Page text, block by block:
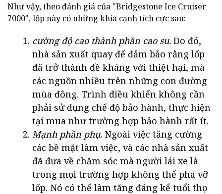
Như vậy, theo đánh giá của "Bridgestone Ice Cruiser
7000", lốp này có những khía cạnh tích cực sau:
cường độ cao thành phần cao su. Do đó,
nhà sản xuất quay để đảm bảo rằng lốp
đã trở thành đề kháng với thiệt hại, mà
các nguồn nhiều trên những con đường
mùa đông. Trình điều khiển không cần
phải sử dụng chế độ bảo hành, thực hiện
tại mua như trường hợp bảo hành rất ít.
Mạnh phần phụ. Ngoài việc tăng cường
các bề mặt làm việc, và các nhà sản xuất
đã đưa về chăm sóc mà người lái xe là
trong mọi trường hợp không thể phá vỡ
lốp. Nó có thể làm tăng đáng kể tuổi thọ